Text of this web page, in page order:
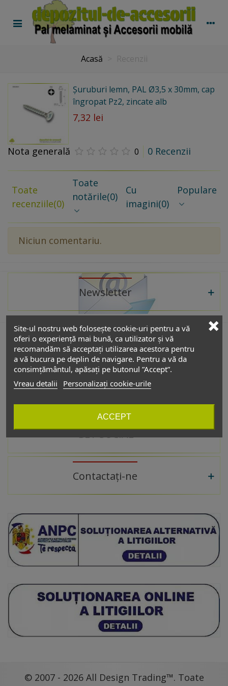
Acasă
Șuruburi lemn, PAL Ø3,5 x 30mm, cap
îngropat Pz2, zincate alb
7,32 lei
Nota generală 0 0 Recenzii
Toate
recenziile(0)
Toate
notările(0)
Cu
imagini(0)
Populare
Niciun comentariu.
Site-ul nostru web folosește cookie-uri pentru a vă
oferi o experiență mai bună, ca utilizator și vă
recomandăm să acceptați utilizarea acestora pentru
a vă bucura pe deplin de navigare. Pentru a vă da
consimțământul, apăsați pe butonul ”Accept”.
Vreau detalii
Personalizați cookie-urile
ACCEPT
Newsletter
De interes
Catalog
GET SOCIAL
Contactați-ne
© 2007 - 2026 All Design Trading™. Toate